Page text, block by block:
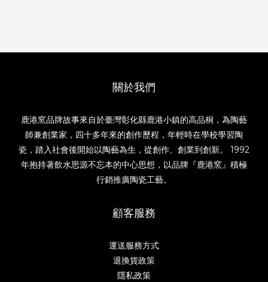
關於我們
鹿港窯品牌故事來自於臺灣彰化縣鹿港小鎮的高品桐，為陶藝
師兼創業家，四十多年來的創作歷程，年輕時在學校學習陶
瓷，踏入社會後開始以陶藝為生，從創作、創業到創新。 1992
年抱持著飲水思源不忘本的中心思想，以品牌『鹿港窯』積極
行銷推廣陶瓷工藝。
顧客服務
運送服務方式
退換貨政策
隱私政策